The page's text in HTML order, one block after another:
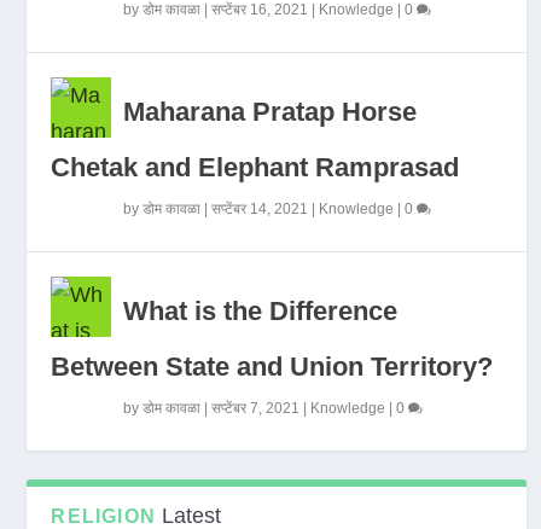
byडोम कावळा |सप्टेंबर 16, 2021 Knowledge |0
Maharana Pratap Horse
Chetak and Elephant Ramprasad
byडोम कावळा |सप्टेंबर 14, 2021 Knowledge |0
What is the Difference
Between State and Union Territory?
byडोम कावळा |सप्टेंबर 7, 2021 Knowledge |0
RELIGION Latest